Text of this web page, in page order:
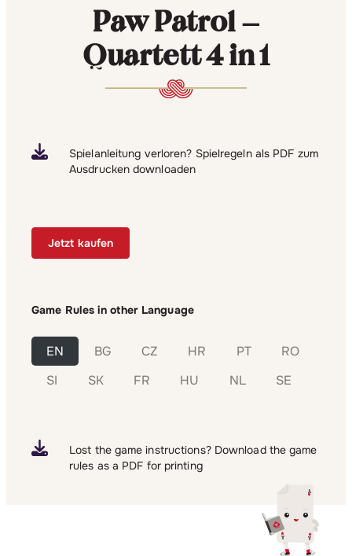
Unsere StoresPaw Patrol –
Quartett 4 in 1
Spielanleitung verloren? Spielregeln als PDF zum
Ausdrucken downloaden
Jetzt kaufen
Game Rules in other Language
EN BG CZ HR PT
RO
SI
SK FR HU NL SE
Lost the game instructions? Download the game
rules as a PDF for printing